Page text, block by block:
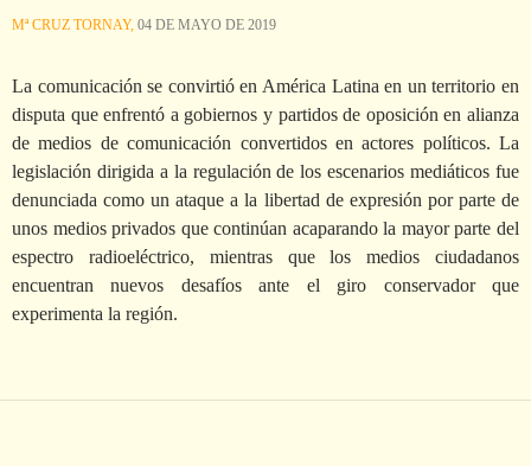
Mª CRUZ TORNAY, 04 DE MAYO DE 2019
La comunicación se convirtió en América Latina en un territorio en
disputa que enfrentó a gobiernos y partidos de oposición en alianza
de medios de comunicación convertidos en actores políticos. La
legislación dirigida a la regulación de los escenarios mediáticos fue
denunciada como un ataque a la libertad de expresión por parte de
unos medios privados que continúan acaparando la mayor parte del
espectro radioeléctrico, mientras que los medios ciudadanos
encuentran nuevos desafíos ante el giro conservador que
experimenta la región.